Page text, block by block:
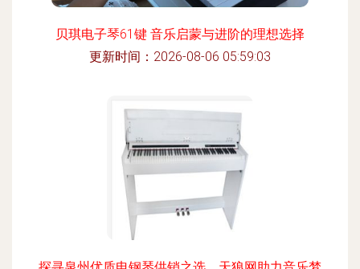
贝琪电子琴61键 音乐启蒙与进阶的理想选择
更新时间：2026-08-06 05:59:03